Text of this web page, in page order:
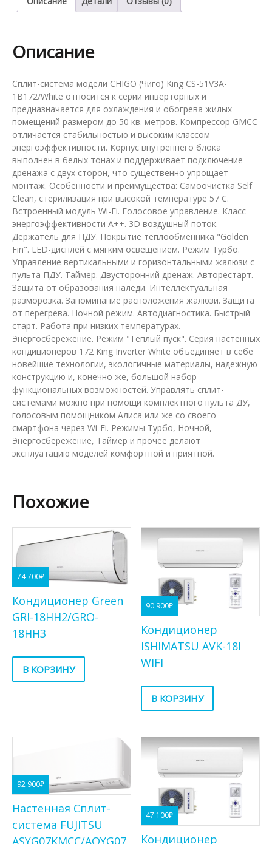
Описание
Сплит-система модели CHIGO (Чиго) King CS-51V3A-
1B172/White относится к серии инверторных и
предназначается для охлаждения и обогрева жилых
помещений размером до 50 кв. метров. Компрессор GMCC
отличается стабильностью и высоким классом
энергоэффективности. Корпус внутреннего блока
выполнен в белых тонах и поддерживает подключение
дренажа с двух сторон, что существенно упрощает
монтаж. Особенности и преимущества: Самоочистка Self
Clean, стерилизация при высокой температуре 57 С.
Встроенный модуль Wi-Fi. Голосовое управление. Класс
энергоэффективности А++. 3D воздушный поток.
Держатель для ПДУ. Покрытие теплообменника "Golden
Fin". LED-дисплей с мягким освещением. Режим Турбо.
Управление вертикальными и горизонтальными жалюзи с
пульта ПДУ. Таймер. Двусторонний дренаж. Авторестарт.
Защита от образования наледи. Интеллектуальная
разморозка. Запоминание расположения жалюзи. Защита
от перегрева. Ночной режим. Автодиагностика. Быстрый
старт. Работа при низких температурах.
Энергосбережение. Режим "Теплый пуск". Серия настенных
кондиционеров 172 King Inverter White объединяет в себе
новейшие технологии, экологичные материалы, надежную
конструкцию и, конечно же, большой набор
функциональных возможностей. Управлять сплит-
системами можно при помощи комплектного пульта ДУ,
голосовым помощником Алиса или же со своего
смартфона через Wi-Fi. Режимы Турбо, Ночной,
Энергосбережение, Таймер и прочее делают
эксплуатацию моделей комфортной и приятной.
Похожие
74 700₽
Кондиционер Green
GRI-18HH2/GRO-
18HH3
В КОРЗИНУ
90 900₽
Кондиционер
ISHIMATSU AVK-18I
WIFI
В КОРЗИНУ
92 900₽
Настенная Сплит-
система FUJITSU
47 100₽
Кондиционер